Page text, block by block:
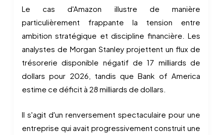
Le cas d'Amazon illustre de manière
particulièrement frappante la tension entre
ambition stratégique et discipline financière. Les
analystes de Morgan Stanley projettent un flux de
trésorerie disponible négatif de 17 milliards de
dollars pour 2026, tandis que Bank of America
estime ce déficit à 28 milliards de dollars.
Il s'agit d'un renversement spectaculaire pour une
entreprise qui avait progressivement construit une